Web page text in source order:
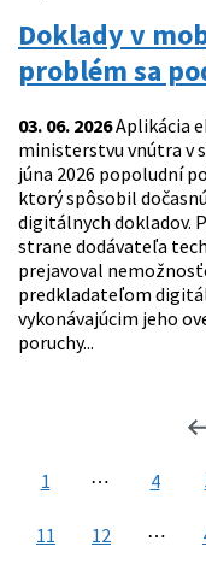
Doklady v
problém sa
03. 06. 2026Aplikácia
ministerstvu vnútra v
júna 2026 popoludní
ktorý spôsobil
digitálnych dokladov.
strane dodávateľa
prejavoval
predkladateľom
vykonávajúcim jeho
poruchy...
1 ⋯ 4
11 12 ⋯